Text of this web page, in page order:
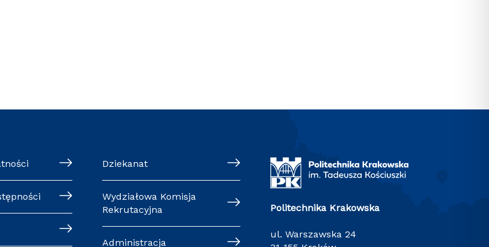
Dziekanat
Wydziałowa Komisja
Rekrutacyjna
Administracja
Politechnika Krakowska
ul. Warszawska 24